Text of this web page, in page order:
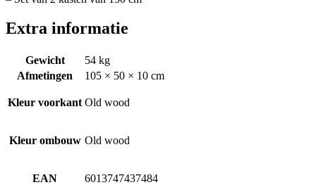
Extra informatie
Gewicht
54 kg
Afmetingen
105 × 50 × 10 cm
Kleur voorkant Old wood
Kleur ombouw Old wood
EAN 6013747437484